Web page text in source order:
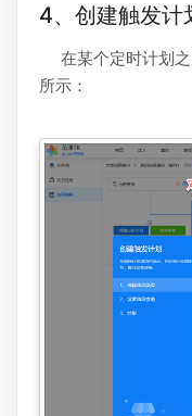
4、创建触发计
在某个定时计划
所示：